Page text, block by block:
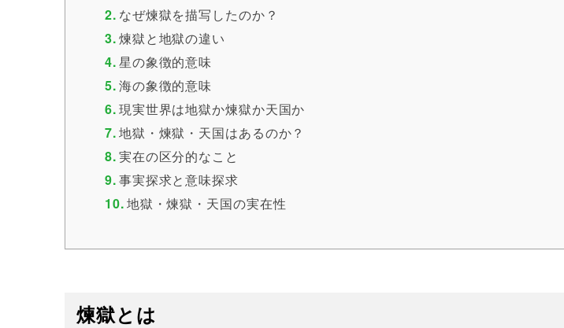
なぜ煉獄を描写したのか？
煉獄と地獄の違い
星の象徴的意味
海の象徴的意味
現実世界は地獄か煉獄か天国か
地獄・煉獄・天国はあるのか？
実在の区分的なこと
事実探求と意味探求
地獄・煉獄・天国の実在性
煉獄とは